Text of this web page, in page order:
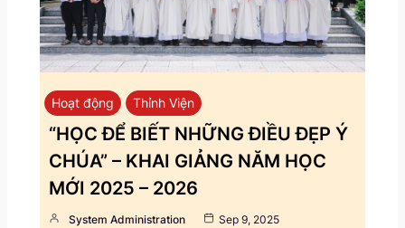
Hoạt động Thỉnh Viện
“HỌC ĐỂ BIẾT NHỮNG ĐIỀU ĐẸP Ý
CHÚA” – KHAI GIẢNG NĂM HỌC
MỚI 2025 – 2026
System Administration
Sep 9, 2025